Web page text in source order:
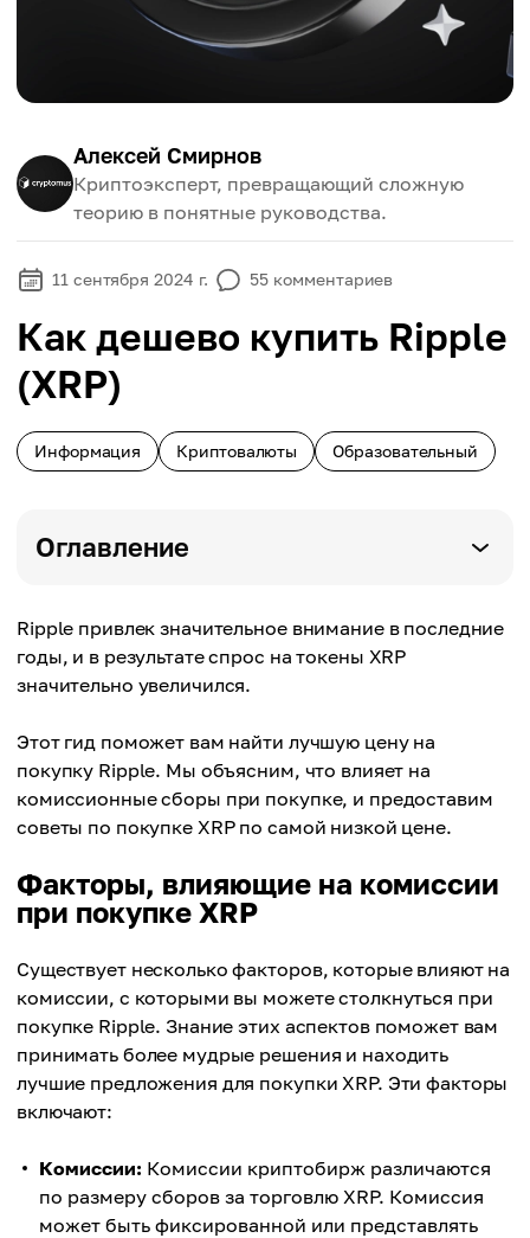
Алексей Смирнов
Криптоэксперт, превращающий сложную
теорию в понятные руководства.
11 сентября 2024 г. 55 комментариев
Как дешево купить Ripple
(XRP)
Информация Криптовалюты Образовательный
Оглавление
Ripple привлек значительное внимание в последние
годы, и в результате спрос на токены XRP
значительно увеличился.
Этот гид поможет вам найти лучшую цену на
покупку Ripple. Мы объясним, что влияет на
комиссионные сборы при покупке, и предоставим
советы по покупке XRP по самой низкой цене.
Факторы, влияющие на комиссии
при покупке XRP
Существует несколько факторов, которые влияют на
комиссии, с которыми вы можете столкнуться при
покупке Ripple. Знание этих аспектов поможет вам
принимать более мудрые решения и находить
лучшие предложения для покупки XRP. Эти факторы
включают:
Комиссии: Комиссии криптобирж различаются
по размеру сборов за торговлю XRP. Комиссия
может быть фиксированной или представлять